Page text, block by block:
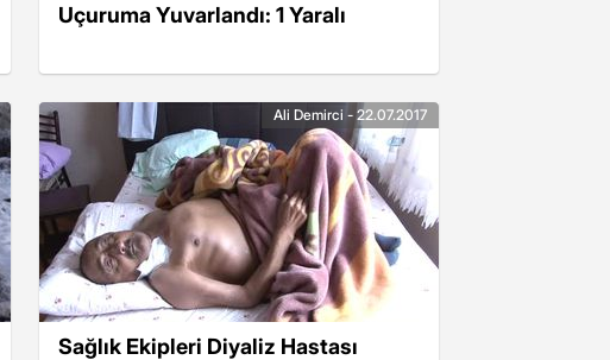
Uçuruma Yuvarlandı: 1 Yaralı
Sağlık Ekipleri Diyaliz Hastası
Ali Demirci - 22.07.2017